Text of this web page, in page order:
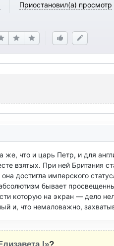
Приостановил(а) просмотр
что и царь Петр, и для
взятых. При ней Британия
достигла имперского
бывает
которую на экран — дело
и, что немаловажно,